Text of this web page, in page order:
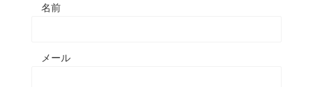
名前
メール